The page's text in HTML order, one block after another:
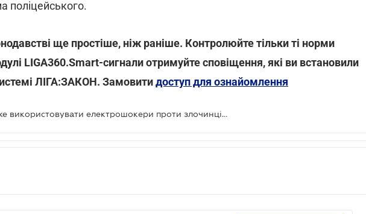
поліцейського.
ще простіше, ніж раніше. Контролюйте тільки ті норми
LIGA360.Smart-сигнали отримуйте сповіщення, які ви встановили
ЛІГА:ЗАКОН. Замовитидоступ для ознайомлення
Поліція зможе використовувати електрошокери проти злочинців: законопроект